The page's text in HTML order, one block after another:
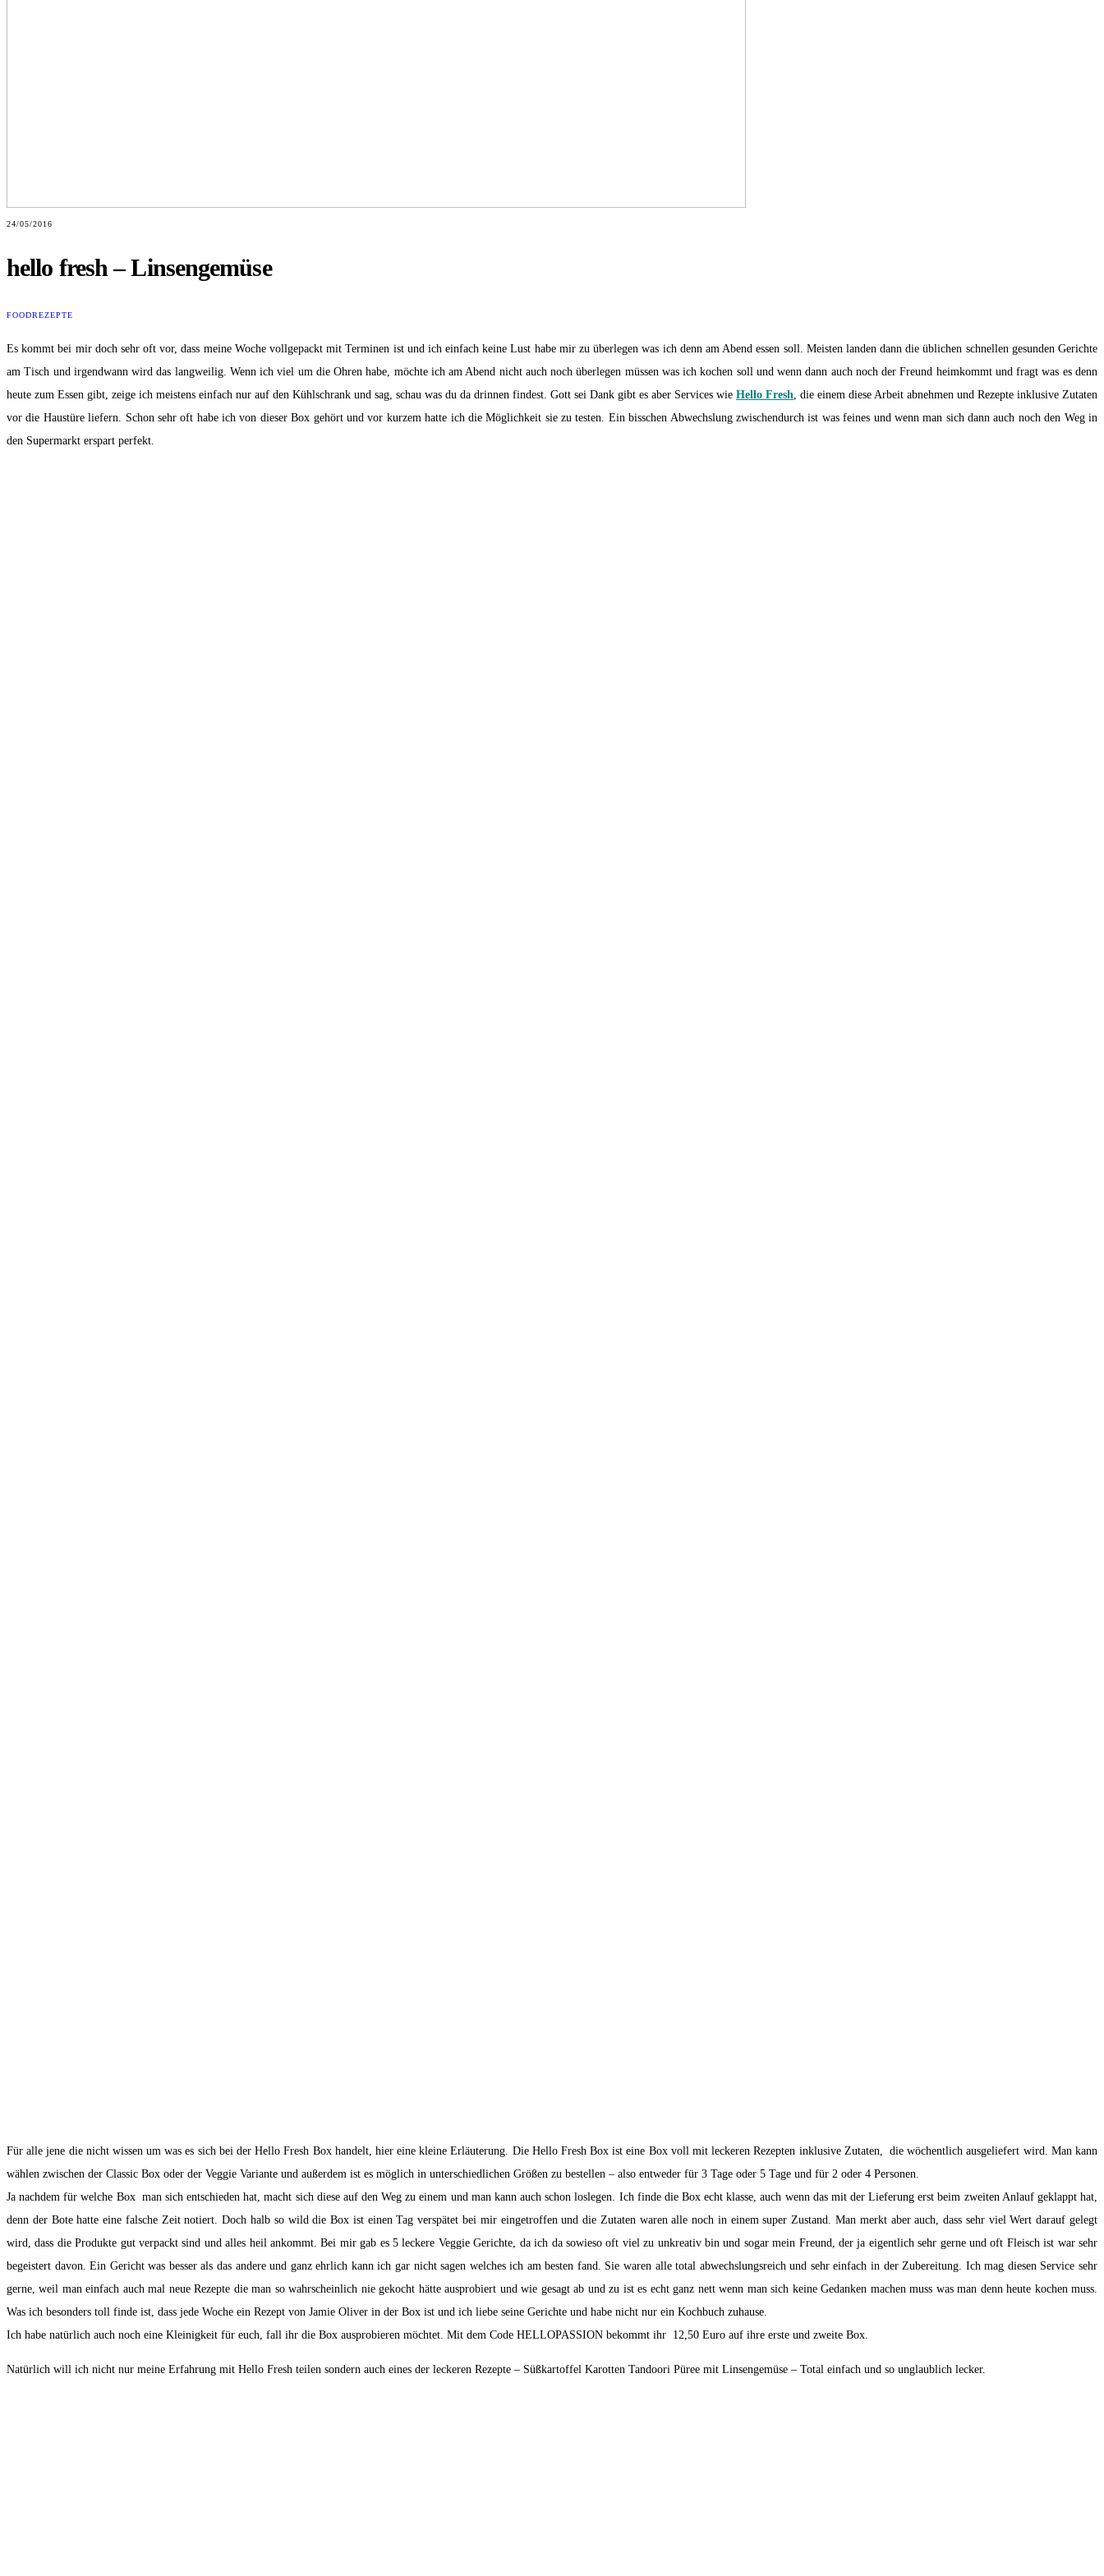
24/05/2016
hello fresh – Linsengemüse
FOODREZEPTE
Es kommt bei mir doch sehr oft vor, dass meine Woche vollgepackt mit Terminen ist und ich einfach keine Lust habe mir zu überlegen was ich denn am Abend essen soll. Meisten landen dann die üblichen schnellen gesunden Gerichte
am Tisch und irgendwann wird das langweilig. Wenn ich viel um die Ohren habe, möchte ich am Abend nicht auch noch überlegen müssen was ich kochen soll und wenn dann auch noch der Freund heimkommt und fragt was es denn
heute zum Essen gibt, zeige ich meistens einfach nur auf den Kühlschrank und sag, schau was du da drinnen findest. Gott sei Dank gibt es aber Services wie Hello Fresh, die einem diese Arbeit abnehmen und Rezepte inklusive Zutaten
vor die Haustüre liefern. Schon sehr oft habe ich von dieser Box gehört und vor kurzem hatte ich die Möglichkeit sie zu testen. Ein bisschen Abwechslung zwischendurch ist was feines und wenn man sich dann auch noch den Weg in
den Supermarkt erspart perfekt.
Für alle jene die nicht wissen um was es sich bei der Hello Fresh Box handelt, hier eine kleine Erläuterung. Die Hello Fresh Box ist eine Box voll mit leckeren Rezepten inklusive Zutaten, die wöchentlich ausgeliefert wird. Man kann
wählen zwischen der Classic Box oder der Veggie Variante und außerdem ist es möglich in unterschiedlichen Größen zu bestellen – also entweder für 3 Tage oder 5 Tage und für 2 oder 4 Personen.
Ja nachdem für welche Box man sich entschieden hat, macht sich diese auf den Weg zu einem und man kann auch schon loslegen. Ich finde die Box echt klasse, auch wenn das mit der Lieferung erst beim zweiten Anlauf geklappt hat,
denn der Bote hatte eine falsche Zeit notiert. Doch halb so wild die Box ist einen Tag verspätet bei mir eingetroffen und die Zutaten waren alle noch in einem super Zustand. Man merkt aber auch, dass sehr viel Wert darauf gelegt
wird, dass die Produkte gut verpackt sind und alles heil ankommt. Bei mir gab es 5 leckere Veggie Gerichte, da ich da sowieso oft viel zu unkreativ bin und sogar mein Freund, der ja eigentlich sehr gerne und oft Fleisch ist war sehr
begeistert davon. Ein Gericht was besser als das andere und ganz ehrlich kann ich gar nicht sagen welches ich am besten fand. Sie waren alle total abwechslungsreich und sehr einfach in der Zubereitung. Ich mag diesen Service sehr
gerne, weil man einfach auch mal neue Rezepte die man so wahrscheinlich nie gekocht hätte ausprobiert und wie gesagt ab und zu ist es echt ganz nett wenn man sich keine Gedanken machen muss was man denn heute kochen muss.
Was ich besonders toll finde ist, dass jede Woche ein Rezept von Jamie Oliver in der Box ist und ich liebe seine Gerichte und habe nicht nur ein Kochbuch zuhause.
Ich habe natürlich auch noch eine Kleinigkeit für euch, fall ihr die Box ausprobieren möchtet. Mit dem Code HELLOPASSION bekommt ihr 12,50 Euro auf ihre erste und zweite Box.
Natürlich will ich nicht nur meine Erfahrung mit Hello Fresh teilen sondern auch eines der leckeren Rezepte – Süßkartoffel Karotten Tandoori Püree mit Linsengemüse – Total einfach und so unglaublich lecker.